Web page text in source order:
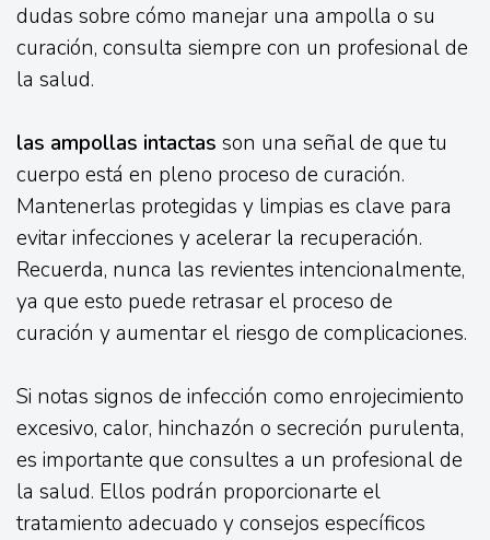
dudas sobre cómo manejar una ampolla o su
curación, consulta siempre con un profesional de
la salud.
las ampollas intactas son una señal de que tu
cuerpo está en pleno proceso de curación.
Mantenerlas protegidas y limpias es clave para
evitar infecciones y acelerar la recuperación.
Recuerda, nunca las revientes intencionalmente,
ya que esto puede retrasar el proceso de
curación y aumentar el riesgo de complicaciones.
Si notas signos de infección como enrojecimiento
excesivo, calor, hinchazón o secreción purulenta,
es importante que consultes a un profesional de
la salud. Ellos podrán proporcionarte el
tratamiento adecuado y consejos específicos